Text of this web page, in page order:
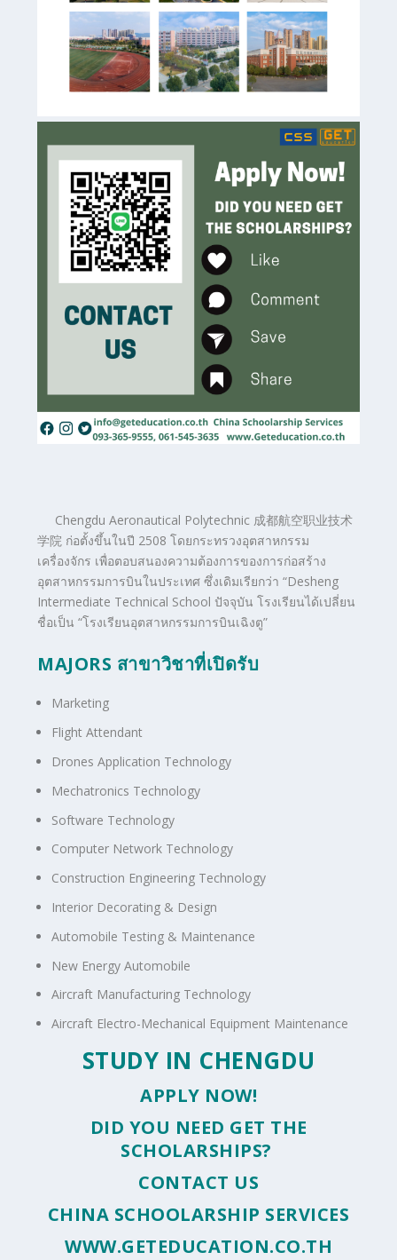
Chengdu Aeronautical Polytechnic 成都航空职业技术
学院 ก่อตั้งขึ้นในปี 2508 โดยกระทรวงอุตสาหกรรม
เครื่องจักร เพื่อตอบสนองความต้องการของการก่อสร้าง
อุตสาหกรรมการบินในประเทศ ซึ่งเดิมเรียกว่า “Desheng
Intermediate Technical School ปัจจุบัน โรงเรียนได้เปลี่ยน
ชื่อเป็น “โรงเรียนอุตสาหกรรมการบินเฉิงตู”
MAJORS สาขาวิชาที่เปิดรับ
Marketing
Flight Attendant
Drones Application Technology
Mechatronics Technology
Software Technology
Computer Network Technology
Construction Engineering Technology
Interior Decorating & Design
Automobile Testing & Maintenance
New Energy Automobile
Aircraft Manufacturing Technology
Aircraft Electro-Mechanical Equipment Maintenance
STUDY IN CHENGDU
APPLY NOW!
DID YOU NEED GET THE
SCHOLARSHIPS?
CONTACT US
CHINA SCHOOLARSHIP SERVICES
WWW.GETEDUCATION.CO.TH